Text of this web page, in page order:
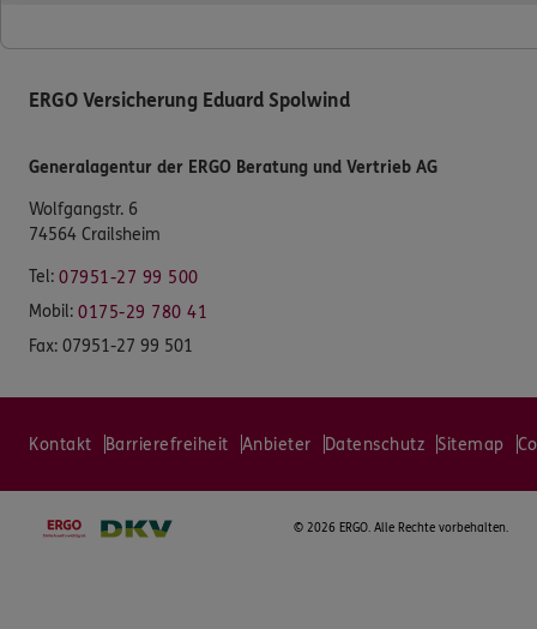
ERGO Versicherung Eduard Spolwind
Generalagentur der ERGO Beratung und Vertrieb AG
Wolfgangstr. 6
74564 Crailsheim
Tel: 07951-27 99 500
Mobil: 0175-29 780 41
Fax: 07951-27 99 501
Kontakt Barrierefreiheit Anbieter Datenschutz Sitemap
© 2026 ERGO. Alle Rechte vorbehalten.